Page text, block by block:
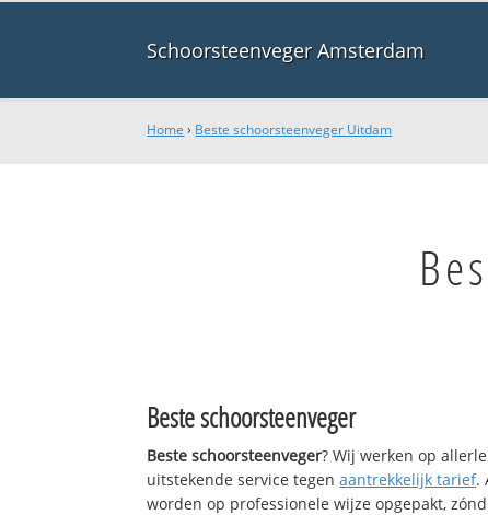
Schoorsteenveger Amsterdam
Home › Beste schoorsteenveger Uitdam
Beste schoorsteenveger
Beste schoorsteenveger? Wij werken op
uitstekende service tegenaantrekkelijk tarief.
worden op professionele wijze opgepakt,